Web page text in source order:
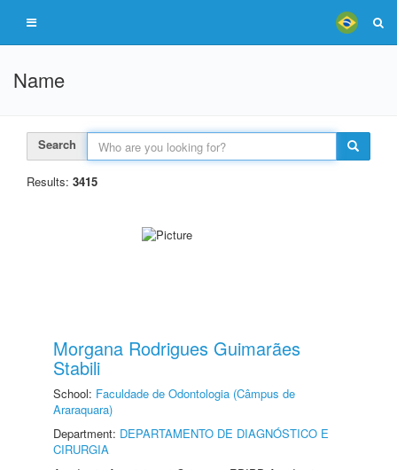
Name
Search
Results: 3415
Morgana Rodrigues Guimarães
Stabili
School: Faculdade de Odontologia (Câmpus de
Araraquara)
Department: DEPARTAMENTO DE DIAGNÓSTICO E
CIRURGIA